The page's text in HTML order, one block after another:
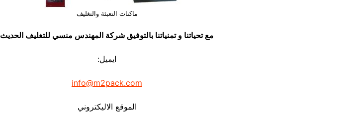
ماكنات التعبئة والتغليف
مع تحياتنا و تمنياتنا بالتوفيق شركة المهندس منسي للتغليف الحديث
ايميل:
info@m2pack.com
الموقع الاليكتروني